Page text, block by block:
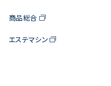
商品総合
エステマシン